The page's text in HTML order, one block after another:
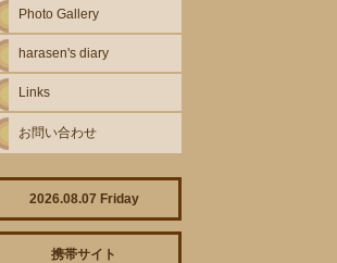
Photo Gallery
harasen's diary
Links
お問い合わせ
2026.08.07 Friday
携帯サイト